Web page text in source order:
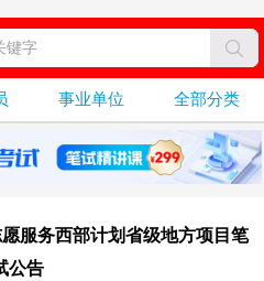
事业单位 全部分类
服务西部计划省级地方项目笔
公告